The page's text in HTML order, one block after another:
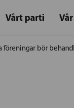
Vårt parti
föreningar bör